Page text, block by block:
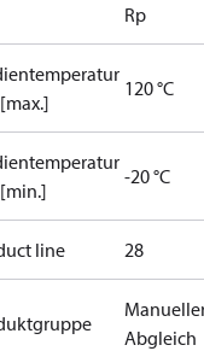
Rp
120 °C
-20 °C
line 28
Abgleich